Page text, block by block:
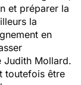
et préparer la
la
en
Judith Mollard.
toutefois être